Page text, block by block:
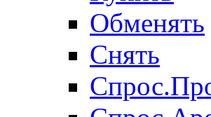
Обменять
Снять